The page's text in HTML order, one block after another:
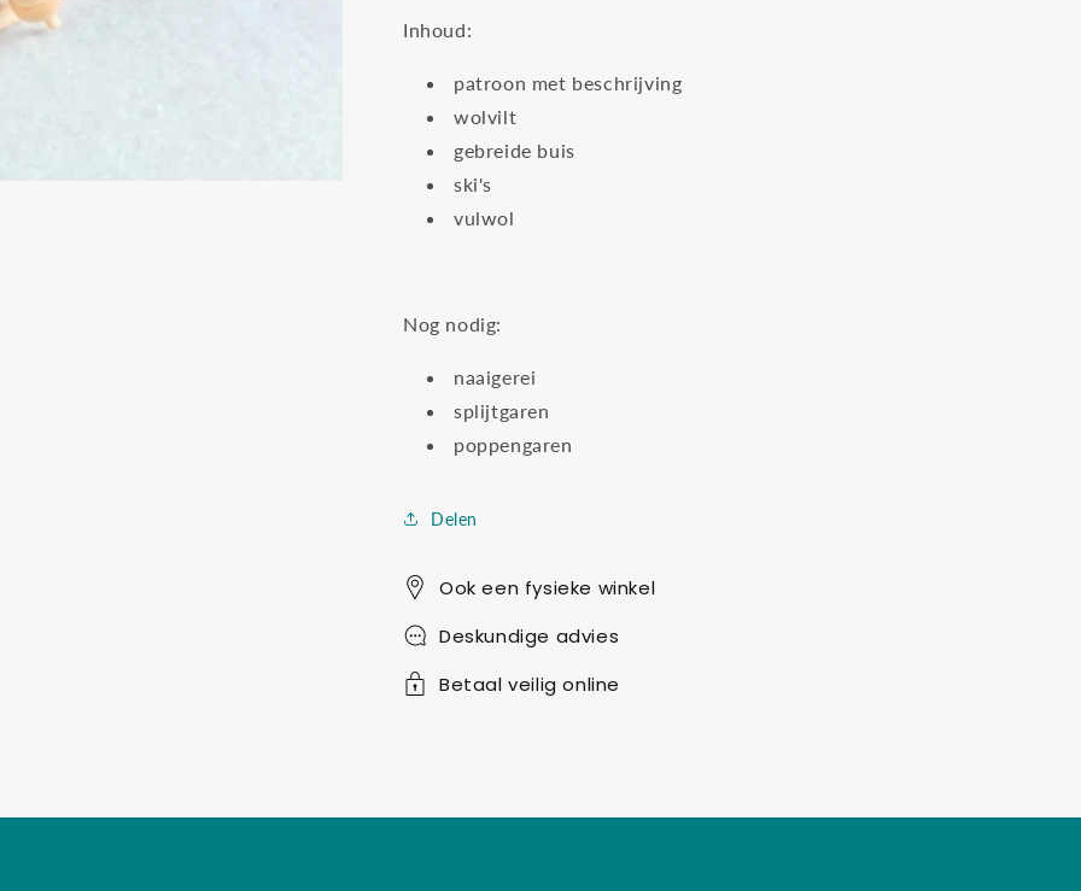
Inhoud:
patroon met beschrijving
wolvilt
gebreide buis
ski's
vulwol
Nog nodig:
naaigerei
splijtgaren
poppengaren
Delen
Ook een fysieke winkel
Deskundige advies
Betaal veilig online